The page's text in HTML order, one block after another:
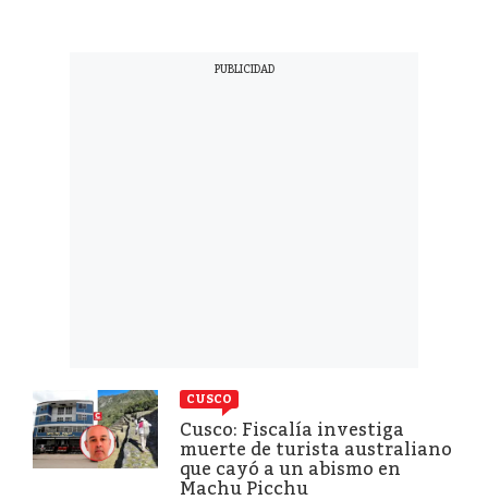
CUSCO
Cusco: Fiscalía investiga
muerte de turista australiano
que cayó a un abismo en
Machu Picchu